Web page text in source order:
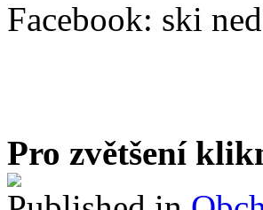
Facebook: ski
Pro zvětšení